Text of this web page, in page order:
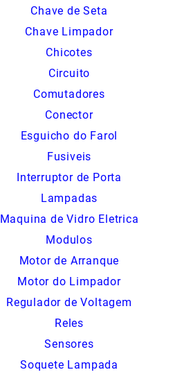
Chave de Seta
Chave Limpador
Chicotes
Circuito
Comutadores
Conector
Esguicho do Farol
Fusiveis
Interruptor de Porta
Lampadas
Maquina de Vidro Eletrica
Modulos
Motor de Arranque
Motor do Limpador
Regulador de Voltagem
Reles
Sensores
Soquete Lampada